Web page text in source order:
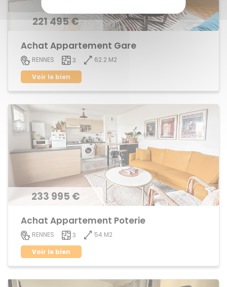
221 495 €
Achat Appartement Gare
RENNES 3
62.2 M2
Voir le bien
233 995 €
Achat Appartement Poterie
RENNES 3
54 M2
Voir le bien